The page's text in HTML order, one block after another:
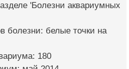
'Болезни аквариумных
болезни: белые точки на
180